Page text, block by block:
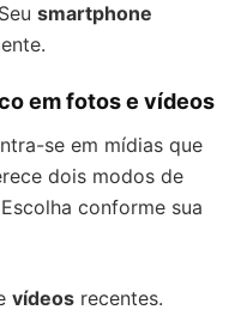
smartphone
em fotos e vídeos
se em mídias que
dois modos de
conforme sua
vídeos recentes.